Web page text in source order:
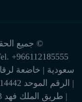
© جميع
+966112185555
سعودية | خاضعة